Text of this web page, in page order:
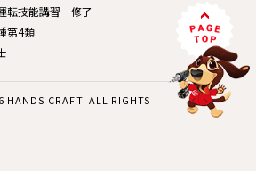
転技能講習 修了
第4類
CRAFT. ALL RIGHTS